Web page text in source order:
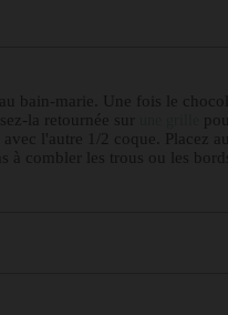
bain-marie. Une fois le
la retournée sur
avec l'autre 1/2 coque.
à combler les trous ou les